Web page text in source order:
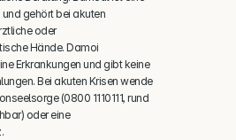
gehört bei akuten
oder
Hände. Damoi
Erkrankungen und gibt keine
Bei akuten Krisen wende
(0800 1110111, rund
oder eine